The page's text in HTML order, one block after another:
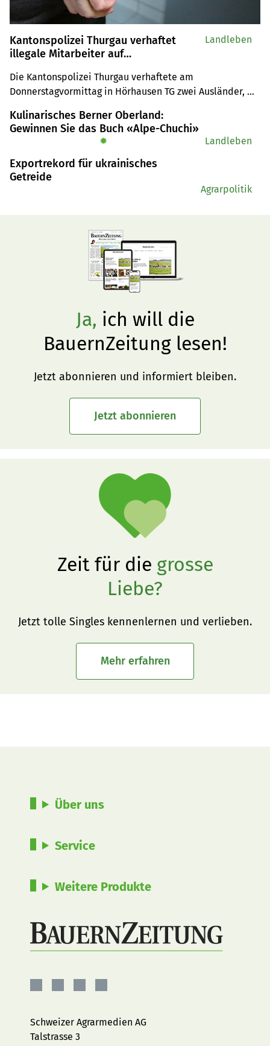
Kantonspolizei Thurgau verhaftet
illegale Mitarbeiter auf
Die Kantonspolizei Thurgau verhaftete am
Donnerstagvormittag in Hörhausen TG zwei Ausländer,
gearbeitet hatten.
Landleben
Kulinarisches Berner Oberland:
Gewinnen Sie das Buch «Alpe-Chuchi»
✹ Landleben
Exportrekord für ukrainisches
Getreide
Agrarpolitik
Ja, ich will die
BauernZeitung lesen!
Jetzt abonnieren und informiert bleiben.
Jetzt abonnieren
Zeit für die grosse
Liebe?
Jetzt tolle Singles kennenlernen und verlieben.
Mehr erfahren
Über uns
Service
Weitere Produkte
Facebook
Instagram
YouTubeLinkedIn
Schweizer Agrarmedien AG
Talstrasse 3